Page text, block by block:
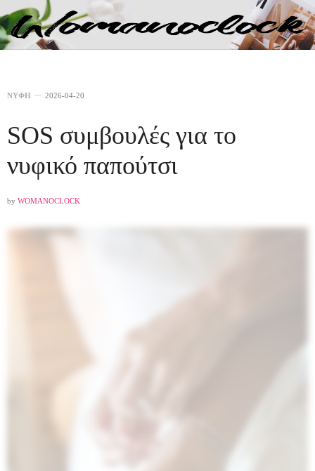
ΝΥΦΗ 2026-04-20
SOS συμβουλές για το
νυφικό παπούτσι
by WOMANOCLOCK